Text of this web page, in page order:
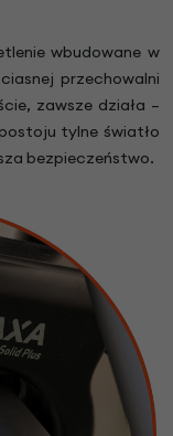
wbudowane w
przechowalni
zawsze działa –
tylne światło
bezpieczeństwo.